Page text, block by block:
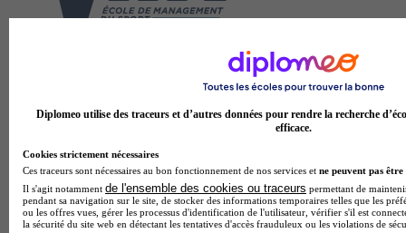
Diplomeo utilise des traceurs et d’autres données pour rendre la recherche
efficace.
Cookies strictement nécessaires
Ces traceurs sont nécessaires au bon fonctionnement de nos services et ne peuvent pas être
Il s'agit notamment de l'ensemble des cookies ou traceurs permettant de
pendant sa navigation sur le site, de stocker des informations temporaires telles que les
ou les offres vues, gérer les processus d'identification de l'utilisateur, vérifier s'il est
la sécurité du site web en détectant les tentatives d'accès frauduleux ou les violations de